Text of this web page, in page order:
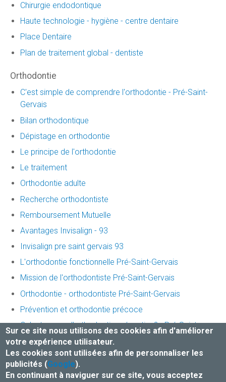
Chirurgie endodontique
Haute technologie - hygiène - centre dentaire
Place Dentaire
Plan de traitement global - dentiste
Orthodontie
C'est simple de comprendre l'orthodontie - Pré-Saint-
Gervais
Bilan orthodontique
Dépistage en orthodontie
Le principe de l'orthodontie
Le traitement
Orthodontie adulte
Recherche orthodontiste
Remboursement Mutuelle
Avantages Invisalign - 93
Invisalign pre saint gervais 93
L'orthodontie fonctionnelle Pré-Saint-Gervais
Mission de l'orthodontiste Pré-Saint-Gervais
Orthodontie - orthodontiste Pré-Saint-Gervais
Prévention et orthodontie précoce
Qu’est-ce que l’orthodontie préventive? - Pré-Saint-
Gervais
Traitement invisalign
Sur ce site nous utilisons des cookies afin d'améliorer
votre expérience utilisateur.
Les cookies sont utilisées afin de personnaliser les
publicités (Google).
En continuant à naviguer sur ce site, vous acceptez